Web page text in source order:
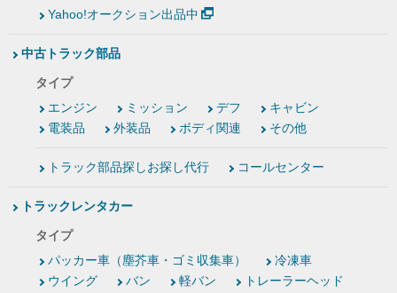
Yahoo!オークション出品中
中古トラック部品
タイプ
エンジン
ミッション デフ
キャビン
電装品
外装品 ボディ関連 その他
トラック部品探しお探し代行 コールセンター
トラックレンタカー
タイプ
パッカー車（塵芥車・ゴミ収集車）
冷凍車
ウイング
バン 軽バン
トレーラーヘッド